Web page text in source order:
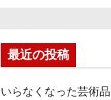
最近の投稿
いらなくなった芸術